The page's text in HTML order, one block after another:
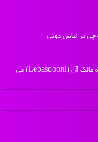
چی در لباس دونی
lebasdooni.ir - مالکیت معنوی سایت لباس دونی متعلق به مالک آن (Lebasdooni) می